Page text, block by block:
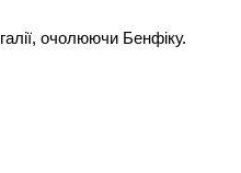
очолюючи Бенфіку.